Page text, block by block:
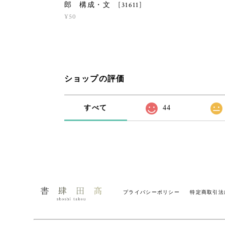
郎 構成・文 [31611]
¥50
ショップの評価
すべて 44
プライバシーポリシー 特定商取引法